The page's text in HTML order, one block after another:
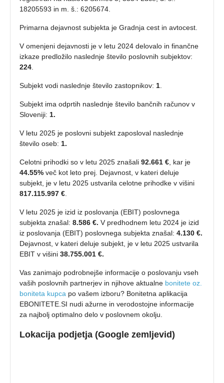
18205593 in m. š.: 6205674.
Primarna dejavnost subjekta je Gradnja cest in avtocest.
V omenjeni dejavnosti je v letu 2024 delovalo in finančne
izkaze predložilo naslednje število poslovnih subjektov:
224
Subjekt vodi naslednje število zastopnikov: 1
Subjekt ima odprtih naslednje število bančnih računov v
Sloveniji: 1.
V letu 2025 je poslovni subjekt zaposloval naslednje
število oseb: 1.
Celotni prihodki so v letu 2025 znašali 92.661 € , kar je
44.55% več kot leto prej. Dejavnost, v kateri deluje
subjekt, je v letu 2025 ustvarila celotne prihodke v višini
817.115.997 €
V letu 2025 je izid iz poslovanja (EBIT) poslovnega
subjekta znašal: 8.586 €. V predhodnem letu 2024 je izid
iz poslovanja (EBIT) poslovnega subjekta znašal: 4.130 €.
Dejavnost, v kateri deluje subjekt, je v letu 2025 ustvarila
EBIT v višini 38.755.001 €.
Vas zanimajo podrobnejše informacije o poslovanju vseh
vaših poslovnih partnerjev in njihove aktualne bonitete oz.
boniteta kupca po vašem izboru? Bonitetna aplikacija
EBONITETE.SI nudi ažurne in verodostojne informacije
za najbolj optimalno delo v poslovnem okolju.
Lokacija podjetja (Google zemljevid)